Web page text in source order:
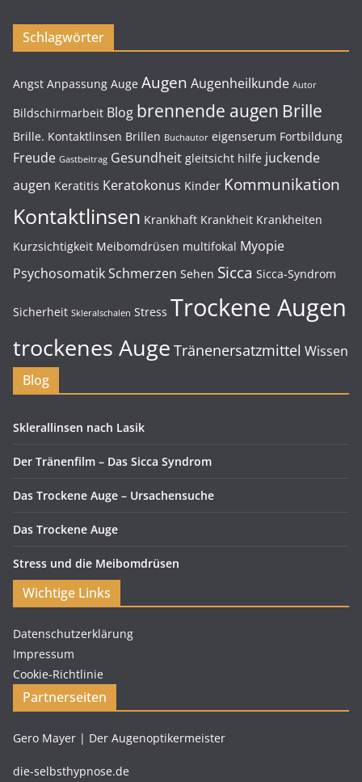
Schlagwörter
Angst Anpassung Auge Augen Augenheilkunde Autor
Bildschirmarbeit Blog brennende augen Brille
Brille. Kontaktlinsen Brillen Buchautor eigenserum Fortbildung
Freude Gastbeitrag Gesundheit gleitsicht hilfe juckende
augen Keratitis Keratokonus Kinder Kommunikation
Kontaktlinsen Krankhaft Krankheit Krankheiten
Kurzsichtigkeit Meibomdrüsen multifokal Myopie
PsychosomatikSchmerzen Sehen Sicca Sicca-Syndrom
Sicherheit Skleralschalen Stress Trockene Augen
trockenes Auge Tränenersatzmittel Wissen
Blog
Sklerallinsen nach Lasik
Der Tränenfilm – Das Sicca Syndrom
Das Trockene Auge – Ursachensuche
Das Trockene Auge
Stress und die Meibomdrüsen
Wichtige Links
Datenschutzerklärung
Impressum
Cookie-Richtlinie
Partnerseiten
Gero Mayer | Der Augenoptikermeister
die-selbsthypnose.de